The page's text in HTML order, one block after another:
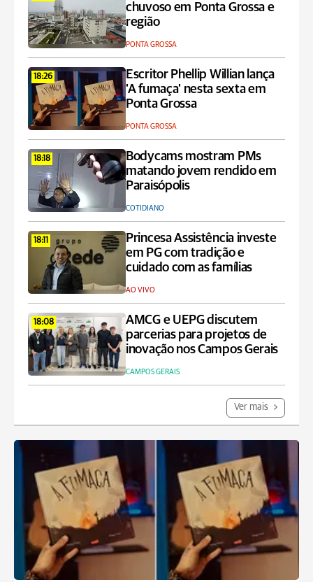
chuvoso em Ponta Grossa e
região
PONTA GROSSA
18:26
Escritor Phellip Willian lança
'A fumaça' nesta sexta em
Ponta Grossa
PONTA GROSSA
18:18
Bodycams mostram PMs
matando jovem rendido em
Paraisópolis
COTIDIANO
18:11
Princesa Assistência investe
em PG com tradição e
cuidado com as famílias
AO VIVO
18:08
AMCG e UEPG discutem
parcerias para projetos de
inovação nos Campos Gerais
CAMPOS GERAIS
Ver mais